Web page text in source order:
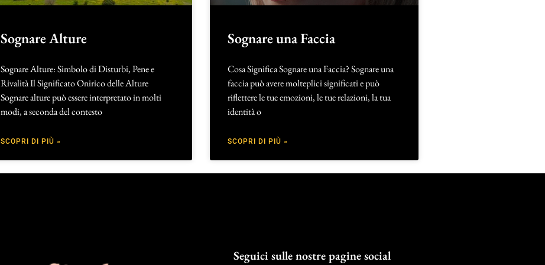
Sognare Alture
Sognare Alture: Simbolo di Disturbi, Pene e
Rivalità Il Significato Onirico delle Alture
Sognare alture può essere interpretato in molti
modi, a seconda del contesto
SCOPRI DI PIÙ »
Sognare una Faccia
Cosa Significa Sognare una Faccia? Sognare una
faccia può avere molteplici significati e può
riflettere le tue emozioni, le tue relazioni, la tua
identità o
SCOPRI DI PIÙ »
Seguici sulle nostre pagine social